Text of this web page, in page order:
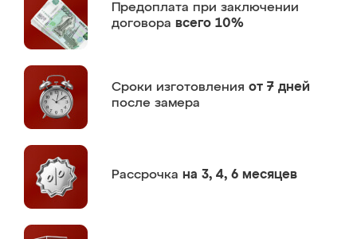
Предоплата при заключении
договора всего 10%
Сроки изготовления от 7 дней
после замера
Рассрочка на 3, 4, 6 месяцев